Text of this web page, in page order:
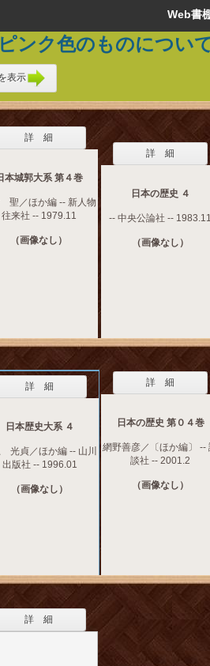
Web
ンク色のものについ
表示
詳 細
本城郭大系 第４巻
聖／ほか編 -- 新人物
往来社 -- 1979.11
（画像なし）
詳 細
日本の歴史 ４
-- 中央公論社 --
（画像なし）
詳 細
日本歴史大系 ４
光貞／ほか編 -- 山川
出版社 -- 1996.01
（画像なし）
詳 細
日本の歴史 第０４巻
網野善彦／〔ほか編〕 --
談社 -- 2001.2
（画像なし）
詳 細